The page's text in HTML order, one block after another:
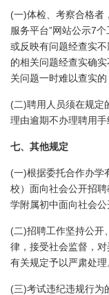
(一)体检、考察合格者
服务平台”网站公示7个
或反映有问题经查实
的相关问题经查实确
关问题一时难以查实
(二)聘用人员须在规定
理由逾期不办理聘用手
七、其他规定
(一)根据委托合作办学
校）面向社会公开招
学附属初中面向社会公
(二)招聘工作坚持公开
律，接受社会监督，
有关规定予以严肃处理
(三)考试违纪违规行为